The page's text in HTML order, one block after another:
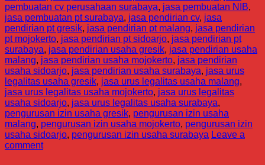
pembuatan cv perusahaan surabaya, jasa pembuatan NIB,
jasa pembuatan pt surabaya, jasa pendirian cv, jasa
pendirian pt gresik, jasa pendirian pt malang, jasa pendirian
pt mojokerto, jasa pendirian pt sidoarjo, jasa pendirian pt
surabaya, jasa pendirian usaha gresik, jasa pendirian usaha
malang, jasa pendirian usaha mojokerto, jasa pendirian
usaha sidoarjo, jasa pendirian usaha surabaya, jasa urus
legalitas usaha gresik, jasa urus legalitas usaha malang,
jasa urus legalitas usaha mojokerto, jasa urus legalitas
usaha sidoarjo, jasa urus legalitas usaha surabaya,
pengurusan izin usaha gresik, pengurusan izin usaha
malang, pengurusan izin usaha mojokerto, pengurusan izin
usaha sidoarjo, pengurusan izin usaha surabaya Leave a
comment